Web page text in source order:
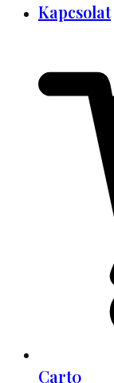
Kapcsolat
Cart0